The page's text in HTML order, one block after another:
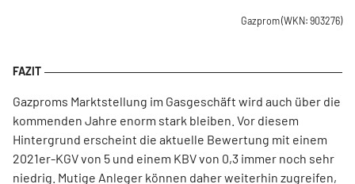
Gazprom(WKN: 903276)
Gazproms Marktstellung im Gasgeschäft wird auch über die
kommenden Jahre enorm stark bleiben. Vor diesem
Hintergrund erscheint die aktuelle Bewertung mit einem
2021er-KGV von 5 und einem KBV von 0,3 immer noch sehr
niedrig. Mutige Anleger können daher weiterhin zugreifen,